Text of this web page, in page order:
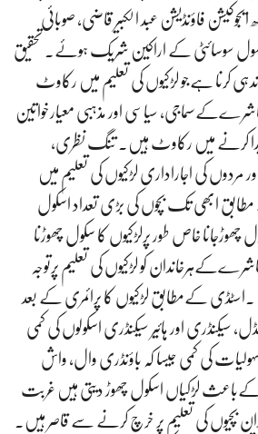
فاؤنڈیشن عبد الکبیر قاضی، صوبائی
اور سول سوسائٹی کے اراکین شریک ہوئے۔ تحقیق
کرنا ہےجو لڑکیوں کی تعلیم میں رکاوٹ
سیاسی اور مذہبی معیارخواتین
کرنے میں رکاوٹ ہیں۔ تنگ نظری،
مردوں کی اجاراداری لڑکیوں کی تعلیم میں
ابھی تک بچوں کی بڑی تعداد اسکول
خاص طور پرلڑکیوں کا سکول چھوڑنا
کو لڑکیوں کی تعلیم پرتوجہ
کےمطابق لڑکیوں کا پرائمری کے بعد
سیکنڈری اور ہائیر سیکنڈری اسکولوں کی کمی
کی کمی جیسا کہ باؤنڈری وال، واش
لڑکیاں اسکول چھوڑ دیتی ہیں غربت
بچیوں کی تعلیم پر خرچ کرنے سے قاصر ہیں.